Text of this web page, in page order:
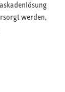
werden,